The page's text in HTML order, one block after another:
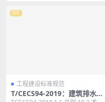
VIP
工程建设标准规范
T/CECS94-2019：建筑排水内